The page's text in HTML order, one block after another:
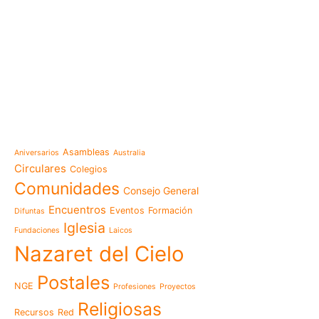
Aniversarios Asambleas Australia
Circulares Colegios
Comunidades Consejo General
Difuntas Encuentros Eventos Formación
Fundaciones Iglesia Laicos
Nazaret del Cielo
NGE Postales Profesiones Proyectos
Recursos Red Religiosas